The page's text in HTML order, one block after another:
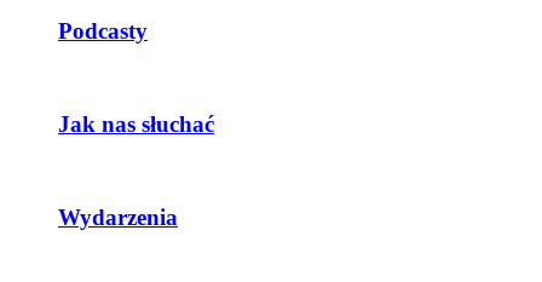
Podcasty
Jak nas słuchać
Wydarzenia